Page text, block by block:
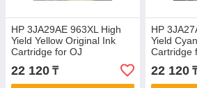
HP 3JA29AE 963XL High
Yield Yellow Original Ink
Cartridge for OJ
9013/9023/9010/9020, up
to 1600 pages
22 120 ₸
HP
Yield
Cartridge
9013/
to 1600
22 120